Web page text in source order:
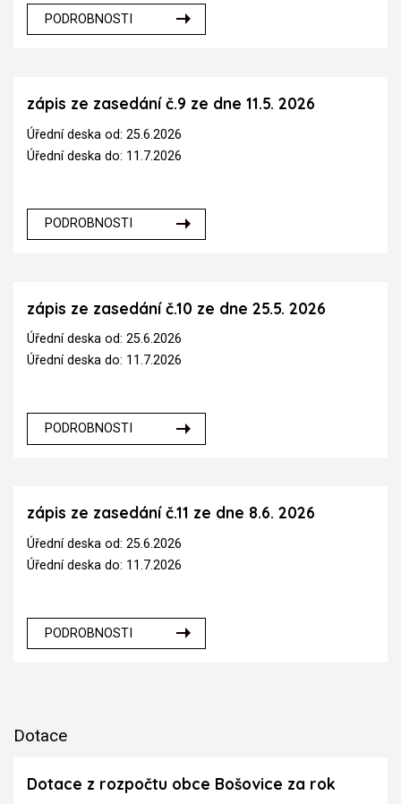
PODROBNOSTI
zápis ze zasedání č.9 ze dne 11.5. 2026
Úřední deska od: 25.6.2026
Úřední deska do: 11.7.2026
PODROBNOSTI
zápis ze zasedání č.10 ze dne 25.5. 2026
Úřední deska od: 25.6.2026
Úřední deska do: 11.7.2026
PODROBNOSTI
zápis ze zasedání č.11 ze dne 8.6. 2026
Úřední deska od: 25.6.2026
Úřední deska do: 11.7.2026
PODROBNOSTI
Dotace
Dotace z rozpočtu obce Bošovice za rok